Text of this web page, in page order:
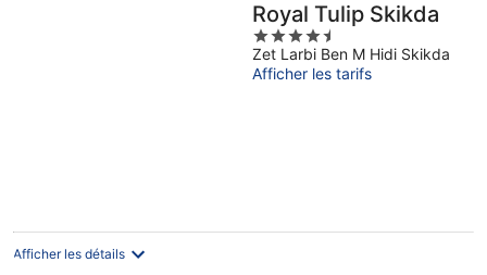
Royal Tulip Skikda
4.5
out
of
Zet Larbi Ben M Hidi Skikda
Afficher les tarifs
Afficher les détails